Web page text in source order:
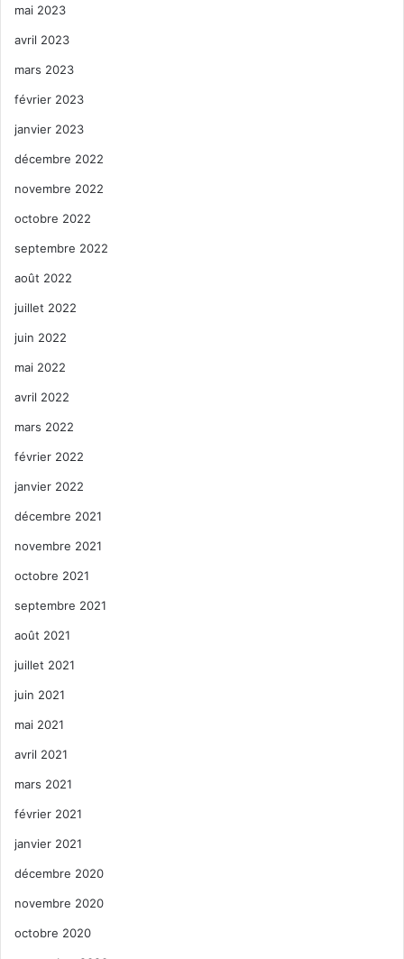
mai 2023
avril 2023
mars 2023
février 2023
janvier 2023
décembre 2022
novembre 2022
octobre 2022
septembre 2022
août 2022
juillet 2022
juin 2022
mai 2022
avril 2022
mars 2022
février 2022
janvier 2022
décembre 2021
novembre 2021
octobre 2021
septembre 2021
août 2021
juillet 2021
juin 2021
mai 2021
avril 2021
mars 2021
février 2021
janvier 2021
décembre 2020
novembre 2020
octobre 2020